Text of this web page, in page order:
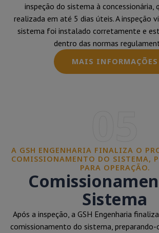
inspeção do sistema à concessionária,
realizada em até 5 dias úteis. A inspeção
sistema foi instalado corretamente e
dentro das normas
MAIS INFORMAÇÕES
A GSH ENGENHARIA FINALIZA O
COMISSIONAMENTO DO SISTEMA,
PARA OPERAÇÃO.
Sistema
Após a inspeção, a GSH Engenharia
comissionamento do sistema, preparando-